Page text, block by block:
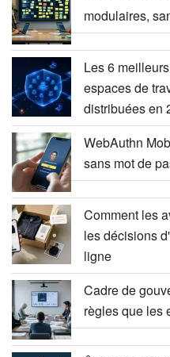
modulaires,
Les 6
espaces de
distribuées en
WebAuthn
sans mot de
Comment les
les décisions
ligne
Cadre de
règles que les